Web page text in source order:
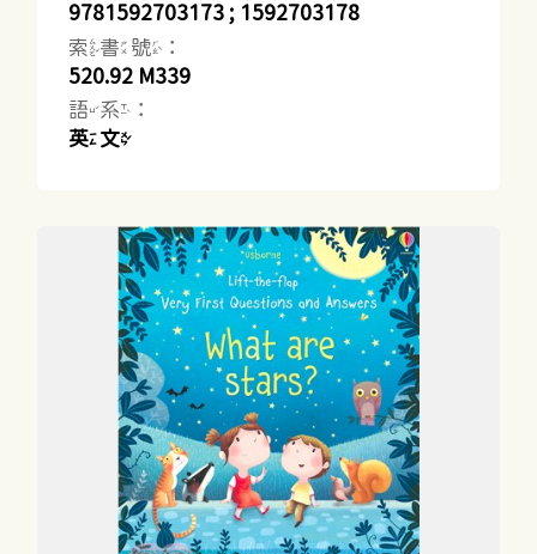
9781592703173 ; 1592703178
索書號：
520.92 M339
語系：
英文